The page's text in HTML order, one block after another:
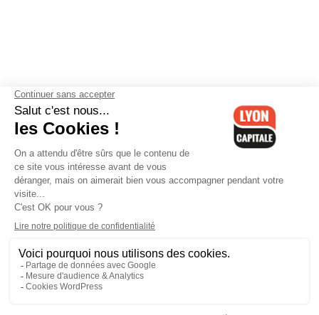
Contactez-nous-Mentions légales-CGV-Politique de
confidentialité-Gestion des cookies